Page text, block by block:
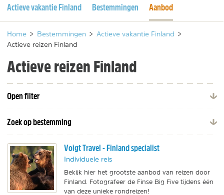
Nieuwsbrief Uitgelicht
Huidige pagina
Actieve vakantie Finland Bestemmingen Huidige pagina
Aanbod
Home > Bestemmingen > Actieve vakantie Finland
>
Actieve reizen Finland
Actieve reizen Finland
Open filter
Zoek op bestemming
Voigt Travel - Finland specialist
Individuele reis
Bekijk hier het grootste aanbod van reizen door
Finland. Fotografeer de Finse Big Five tijdens één
van deze unieke rondreizen!